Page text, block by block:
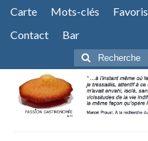
Carte Mots-clés Favoris
Contact
Bar
Rechercher
: